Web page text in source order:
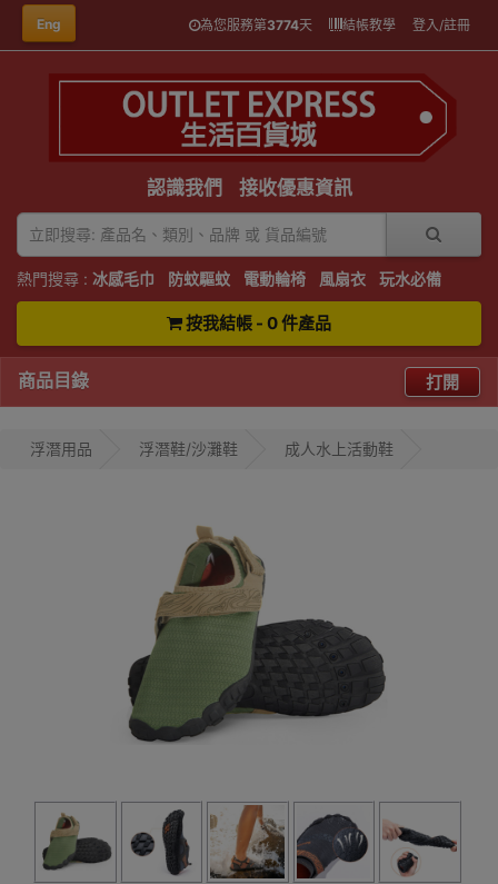
Eng 為您服務第3774天 結帳教學 登入/註冊
認識我們 接收優惠資訊
熱門搜尋 : 冰感毛巾 防蚊驅蚊 電動輪椅 風扇衣 玩水必備
按我結帳 - 0 件產品
商品目錄 打開
浮潛用品 浮潛鞋/沙灘鞋 成人水上活動鞋